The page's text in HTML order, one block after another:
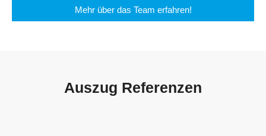
Mehr über das Team erfahren!
Auszug Referenzen